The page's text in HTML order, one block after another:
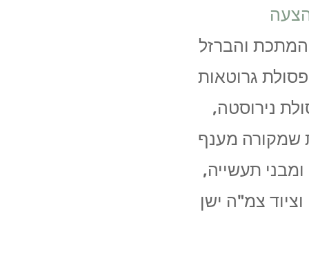
פסולת המתכת והברזל
גרוטאות
נירוסטה,
שמקורה מענף
תעשייה,
צמ"ה ישן